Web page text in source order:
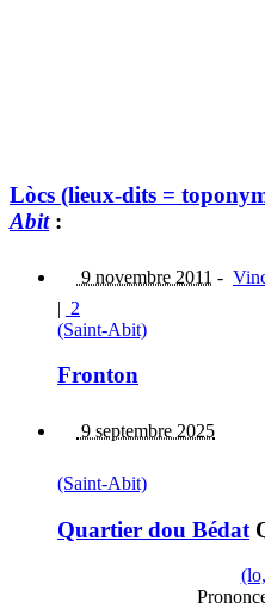
Lòcs (lieux-dits =
Abit:
9 novembre 2011 -
| 2
(Saint-Abit)
Fronton
9 septembre 2025
(Saint-Abit)
Quartier dou Bédat